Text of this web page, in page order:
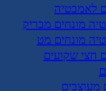
לאמבטיה
מונחים מבריק
מונחים מט
חצי שקועים
מעוצבים